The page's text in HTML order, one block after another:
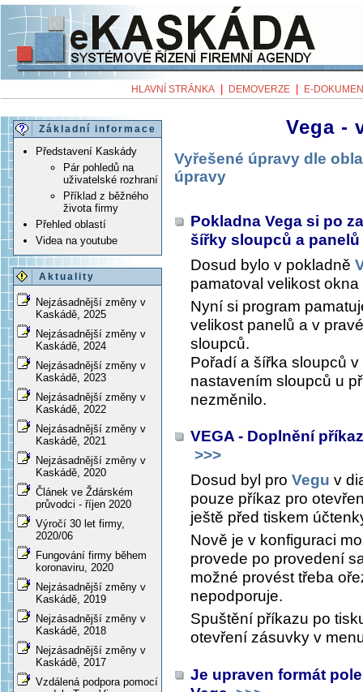
HLAVNÍ STRÁNKA DEMOVERZE E-
Základní informace
Představení Kaskády
Pár pohledů na
uživatelské rozhraní
Příklad z běžného
života firmy
Přehled oblastí
Videa na youtube
Aktuality
Nejzásadnější změny v
Kaskádě, 2025
Nejzásadnější změny v
Kaskádě, 2024
Nejzásadnější změny v
Kaskádě, 2023
Nejzásadnější změny v
Kaskádě, 2022
Nejzásadnější změny v
Kaskádě, 2021
Nejzásadnější změny v
Kaskádě, 2020
Článek ve Ždárském
průvodci - říjen 2020
Výročí 30 let firmy,
2020/06
Fungování firmy během
koronaviru, 2020
Nejzásadnější změny v
Kaskádě, 2019
Nejzásadnější změny v
Kaskádě, 2018
Nejzásadnější změny v
Kaskádě, 2017
Vzdálená podpora pomocí
Vega -
Vyřešené úpravy dle
úpravy
Pokladna Vega si po
šířky sloupců a panelů
Dosud bylo v pokladně
pamatoval velikost
Nyní si program
velikost panelů a v
sloupců.
Pořadí a šířka sloupců
nastavením sloupců u
nezměnilo.
VEGA - Doplnění
>>>
Dosud byl pro Vegu v
pouze příkaz pro
ještě před tiskem
Nově je v konfiguraci
provede po provedení
možné provést třeba
nepodporuje.
Spuštění příkazu po
otevření zásuvky v
Je upraven formát